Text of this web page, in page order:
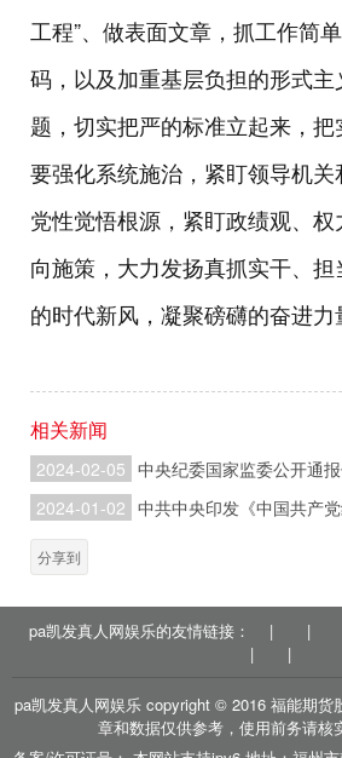
工程”、做表面文章，抓工作简
码，以及加重基层负担的形式
题，切实把严的标准立起来，把
要强化系统施治，紧盯领导机
党性觉悟根源，紧盯政绩观、
向施策，大力发扬真抓实干、
的时代新风，凝聚磅礴的奋进力
相关新闻
2024-02-05
2024-01-02 中共中央印发《中国共产党
分享到
pa凯发真人网娱乐的友情链接： | |
|
|
pa凯发真人网娱乐 copyright © 2016 福能期货
章和数据仅供参考，使用前务请核